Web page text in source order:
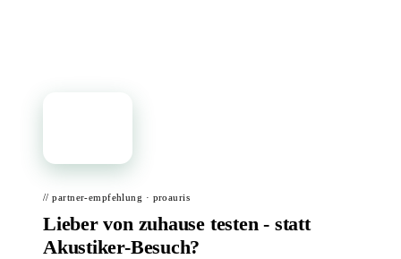
// partner-empfehlung · proauris
Lieber von zuhause testen - statt
Akustiker-Besuch?